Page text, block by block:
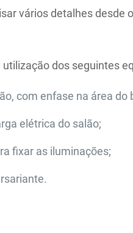
vários detalhes
dos seguintes
com enfase na área
elétrica do salão;
fixar as iluminações;